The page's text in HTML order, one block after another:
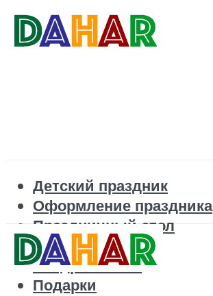
Детский праздник
Оформление праздника
Праздничный стол
Корпоратив
Поздравления
Подарки